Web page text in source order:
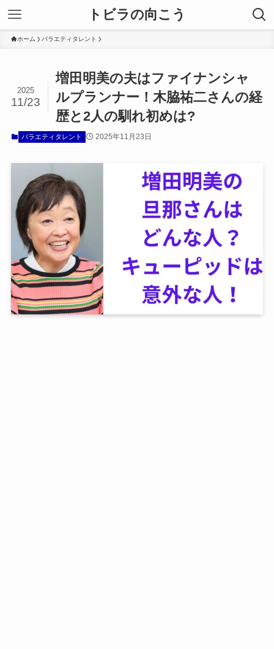
トビラの向こう
ホーム バラエティタレント
増田明美の夫はファイナンシャ
ルプランナー！木脇祐二さんの経
歴と2人の馴れ初めは?
2025
11/23
バラエティタレント 2025年11月23日